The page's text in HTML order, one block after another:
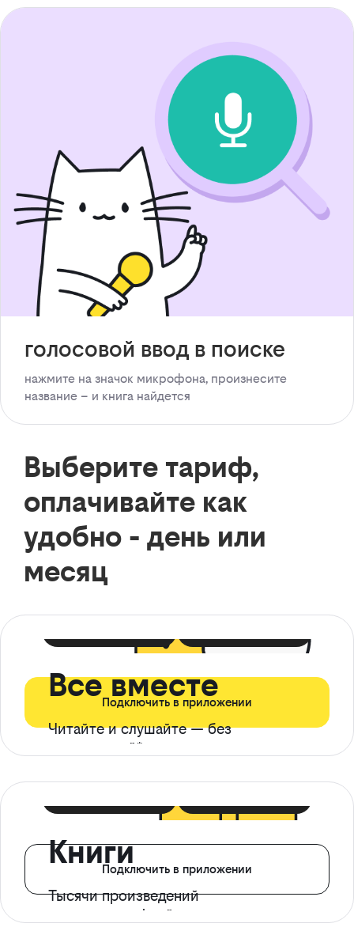
голосовой ввод в поиске
нажмите на значок микрофона, произнесите
название – и книга найдется
Выберите тариф,
оплачивайте как
удобно - день или
месяц
Все вместе
Читайте и слушайте — без
ограничений*
Подключить в приложении
Книги
Тысячи произведений
с доступом офлайн
Подключить в приложении